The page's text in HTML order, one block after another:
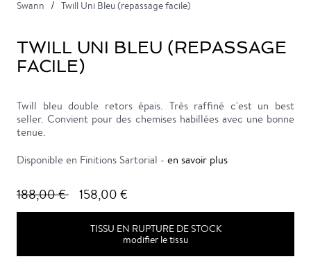
Swann Twill Uni Bleu (repassage facile)
TWILL UNI BLEU (REPASSAGE
FACILE)
Twill bleu double retors épais. Très raffiné c'est un best
seller. Convient pour des chemises habillées avec une bonne
tenue.
Disponible en Finitions Sartorial - en savoir plus
188,00 € 158,00 €
TISSU EN RUPTURE DE STOCK
modifier le tissu